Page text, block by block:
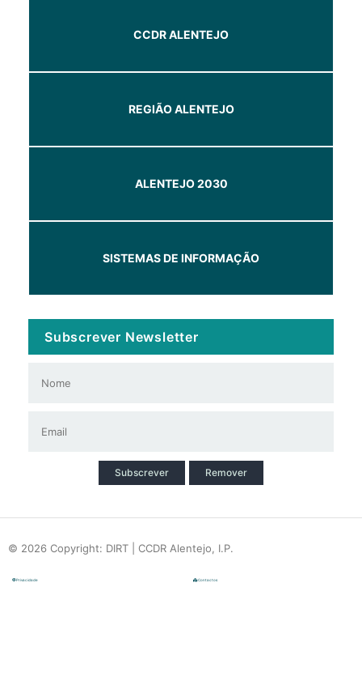
CCDR ALENTEJO
REGIÃO ALENTEJO
ALENTEJO 2030
SISTEMAS DE INFORMAÇÃO
Subscrever Newsletter
Subscrever Remover
© 2026 Copyright: DIRT | CCDR Alentejo, I.P.
Contactos
Privacidade